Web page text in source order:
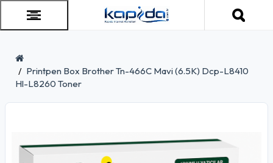
Printpen Box Brother Tn-466C Mavi (6.5K) Dcp-L8410
Hl-L8260 Toner